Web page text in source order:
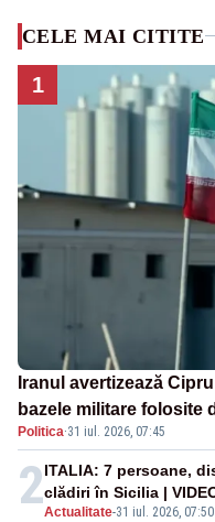
CELE MAI CITITE
1
Iranul avertizează
bazele militare folosite
Politica·31 iul. 2026, 07:45
2Actualitate-31 iul. 2026, 07:50
ITALIA: 7 persoane,
clădiri în Sicilia |